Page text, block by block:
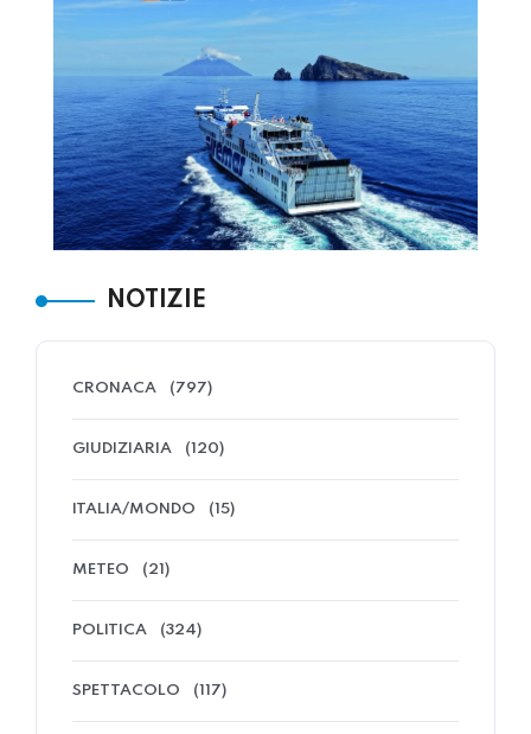
NOTIZIE
CRONACA (797)
GIUDIZIARIA (120)
ITALIA/MONDO (15)
METEO (21)
POLITICA (324)
SPETTACOLO (117)